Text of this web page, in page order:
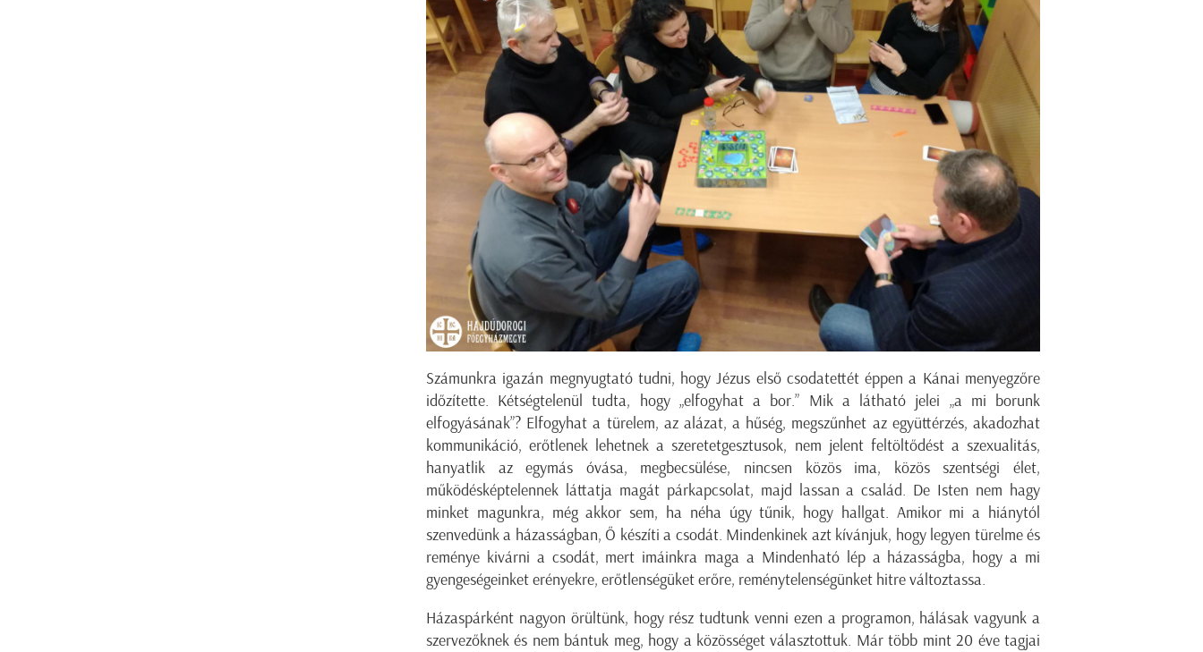
Számunkra igazán megnyugtató tudni, hogy Jézus első csodatettét éppen a Kánai menyegzőre
időzítette. Kétségtelenül tudta, hogy „elfogyhat a bor.” Mik a látható jelei „a mi borunk
elfogyásának”? Elfogyhat a türelem, az alázat, a hűség, megszűnhet az együttérzés, akadozhat
kommunikáció, erőtlenek lehetnek a szeretetgesztusok, nem jelent feltöltődést a szexualitás,
hanyatlik az egymás óvása, megbecsülése, nincsen közös ima, közös szentségi élet,
működésképtelennek láttatja magát párkapcsolat, majd lassan a család. De Isten nem hagy
minket magunkra, még akkor sem, ha néha úgy tűnik, hogy hallgat. Amikor mi a hiánytól
szenvedünk a házasságban, Ő készíti a csodát. Mindenkinek azt kívánjuk, hogy legyen türelme és
reménye kivárni a csodát, mert imáinkra maga a Mindenható lép a házasságba, hogy a mi
gyengeségeinket erényekre, erőtlenségüket erőre, reménytelenségünket hitre változtassa.
Házaspárként nagyon örültünk, hogy rész tudtunk venni ezen a programon, hálásak vagyunk a
szervezőknek és nem bántuk meg, hogy a közösséget választottuk. Már több mint 20 éve tagjai